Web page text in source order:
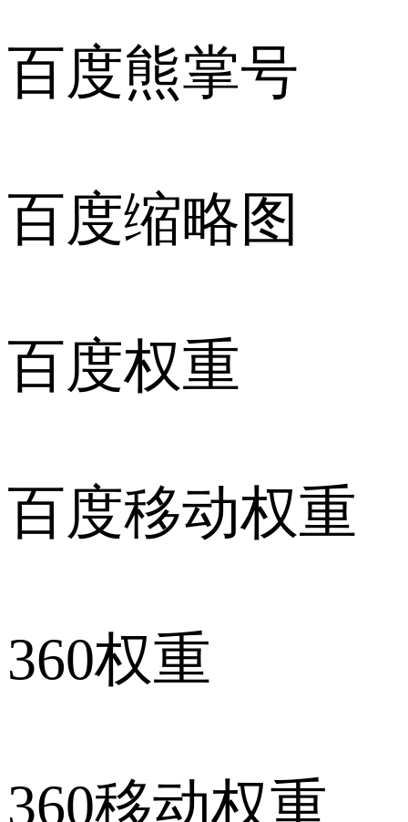
百度熊掌号
百度缩略图
百度权重
百度移动权重
360权重
360移动权重